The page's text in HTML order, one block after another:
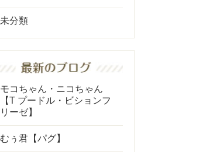
未分類
モコちゃん・ニコちゃん
【T プードル・ビションフ
リーゼ】
むぅ君【パグ】